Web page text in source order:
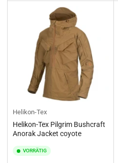
Helikon-Tex
Helikon-Tex Pilgrim Bushcraft
Anorak Jacket coyote
VORRÄTIG